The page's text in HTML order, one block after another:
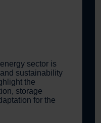
sector is
sustainability
the
storage
for the